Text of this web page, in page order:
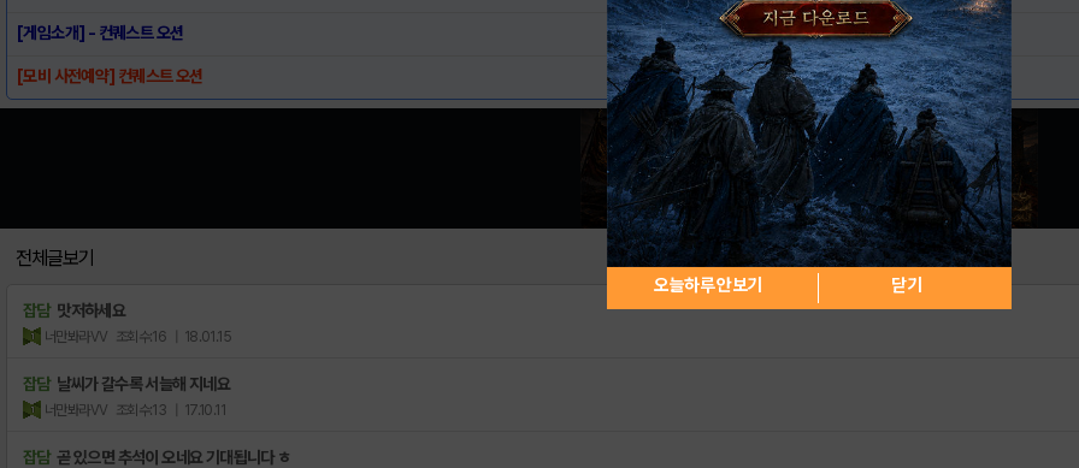
[게임소개] - 컨퀘스트 오션
[모비 사전예약] 컨퀘스트 오션
전체글보기
잡담 맛저하세요
너만봐라VV 조회수:16 | 18.01.15
잡담 날씨가 갈수록 서늘해 지네요
너만봐라VV 조회수:13 | 17.10.11
잡담 곧 있으면 추석이 오네요 기대됩니다 ㅎ
오늘하루 안보기 닫기